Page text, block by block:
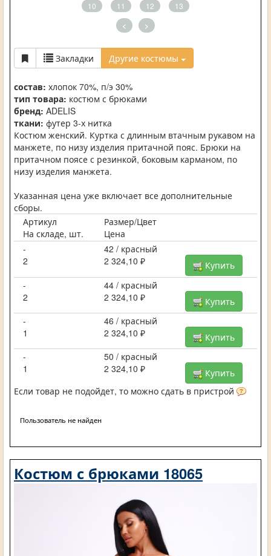
10
11 12 13
< >
Закладки Другие костюмы
состав: хлопок 70%, п/э 30%
тип товара: костюм с брюками
бренд: ADELIS
ткани: футер 3-х нитка
Костюм женский. Куртка с длинным втачным рукавом на
манжете, по низу изделия притачной пояс. Брюки на
притачном поясе с резинкой, боковым карманом, по
низу изделия манжета.
Указанная цена уже включает все дополнительные
сборы.
Артикул
Размер/Цвет
На складе, шт.
Цена
-
42 / красный
2
2 324,10 ₽
Купить
-
44 / красный
2
2 324,10 ₽
Купить
-
46 / красный
1
2 324,10 ₽
Купить
-
50 / красный
1
2 324,10 ₽
Купить
Если товар не подойдет, то можно сдать в пристрой
Пользователь не найден
Костюм с брюками 18065